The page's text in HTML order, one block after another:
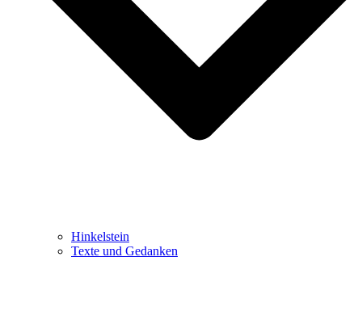
Hinkelstein
Texte und Gedanken